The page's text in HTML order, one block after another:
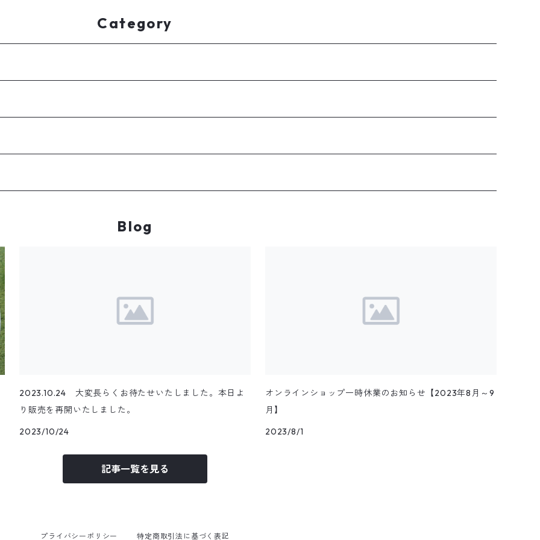
Category
Blog
2023.10.24 大変長らくお待たせいたしました。本日よ
り販売を再開いたしました。
2023/10/24
オンラインショップ一時休業のお知らせ【2023年8月～9
月】
2023/8/1
記事一覧を見る
プライバシーポリシー 特定商取引法に基づく表記